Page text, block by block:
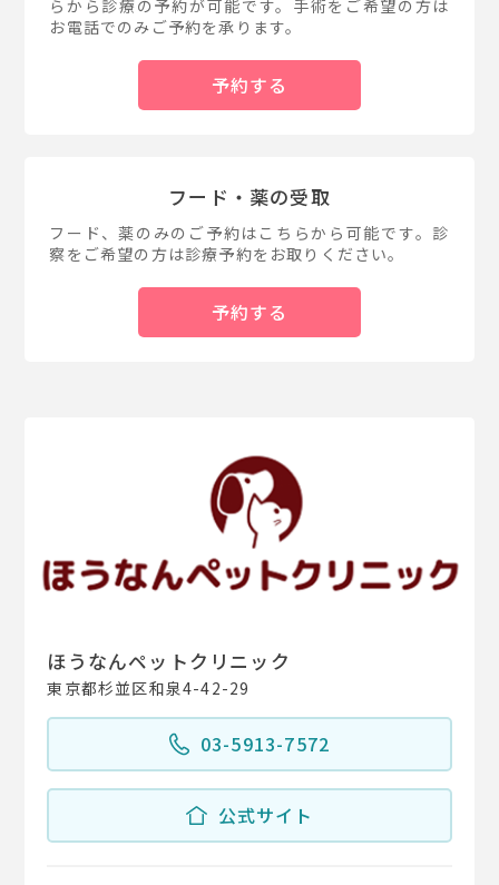
らから診療の予約が可能です。手術をご希望の方は
お電話でのみご予約を承ります。
予約する
フード・薬の受取
フード、薬のみのご予約はこちらから可能です。診
察をご希望の方は診療予約をお取りください。
予約する
ほうなんペットクリニック
東京都杉並区和泉4-42-29
03-5913-7572
公式サイト